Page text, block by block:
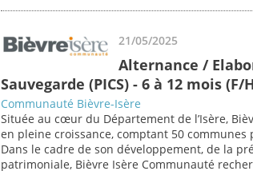
21/05/2025
Alternance /
Sauvegarde (PICS) - 6 à 12 mois (F/
Communauté Bièvre-Isère
Située au cœur du Département de l’Isère,
en pleine croissance, comptant 50
Dans le cadre de son développement, de la
patrimoniale, Bièvre Isère Communauté